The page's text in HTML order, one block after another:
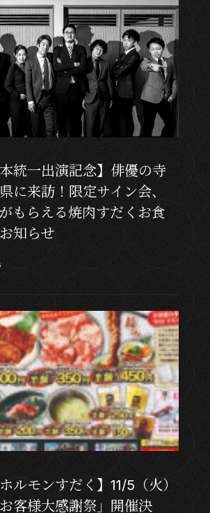
本統一出演記念】俳優の寺
に来訪！限定サイン会、
もらえる焼肉すだくお食
知らせ
ルモンすだく】11/5（火）
客様大感謝祭」開催決